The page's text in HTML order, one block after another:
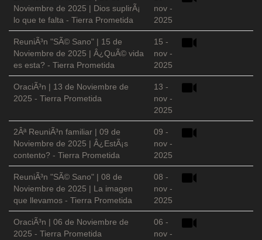
Noviembre de 2025 | Dios suplirÃ¡
lo que te falta - Tierra Prometida
nov -
2025
ReuniÃ³n "SÃ© Sano" | 15 de
Noviembre de 2025 | Â¿QuÃ© vida
es esta? - Tierra Prometida
15 -
nov -
2025
OraciÃ³n | 13 de Noviembre de
2025 - Tierra Prometida
13 -
nov -
2025
2Âª ReuniÃ³n familiar | 09 de
Noviembre de 2025 | Â¿EstÃ¡s
contento? - Tierra Prometida
09 -
nov -
2025
ReuniÃ³n "SÃ© Sano" | 08 de
Noviembre de 2025 | La imagen
que llevamos - Tierra Prometida
08 -
nov -
2025
OraciÃ³n | 06 de Noviembre de
2025 - Tierra Prometida
06 -
nov -